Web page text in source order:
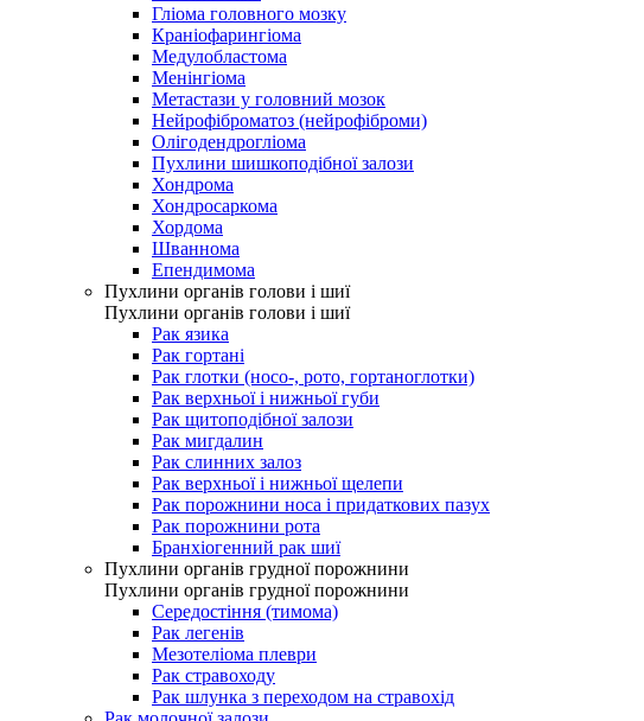
Гліома головного мозку
Краніофарингіома
Медулобластома
Менінгіома
Метастази у головний мозок
Нейрофіброматоз (нейрофіброми)
Олігодендрогліома
Пухлини шишкоподібної залози
Хондрома
Хондросаркома
Хордома
Шваннома
Епендимома
Пухлини органів голови і шиї
Пухлини органів голови і шиї
Рак язика
Рак гортані
Рак глотки (носо-, рото, гортаноглотки)
Рак верхньої і нижньої губи
Рак щитоподібної залози
Рак мигдалин
Рак слинних залоз
Рак верхньої і нижньої щелепи
Рак порожнини носа і придаткових пазух
Рак порожнини рота
Бранхіогенний рак шиї
Пухлини органів грудної порожнини
Пухлини органів грудної порожнини
Середостіння (тимома)
Рак легенів
Мезотеліома плеври
Рак стравоходу
Рак шлунка з переходом на стравохід